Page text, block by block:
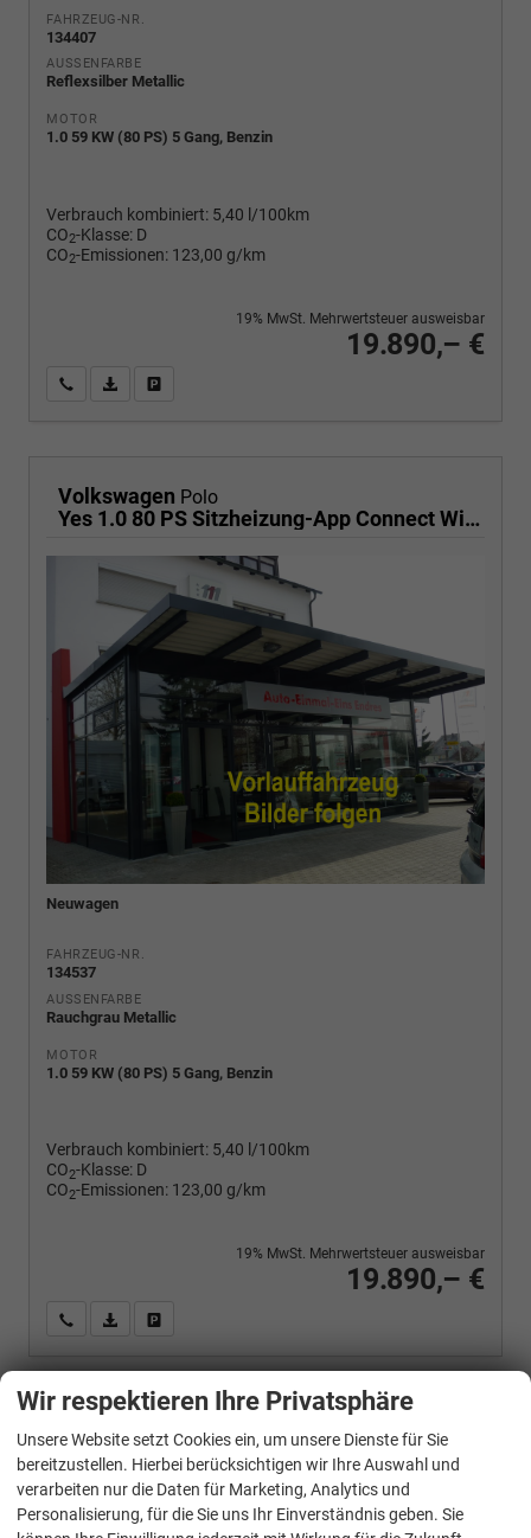
FAHRZEUG-NR.
134407
AUSSENFARBE
Reflexsilber Metallic
MOTOR
1.0 59 KW (80 PS) 5 Gang, Benzin
Verbrauch kombiniert: 5,40 l/100km
CO2-Klasse: D
CO2-Emissionen: 123,00 g/km
19.890,– €
19% MwSt. Mehrwertsteuer ausweisbar
Wir rufen Sie anPDF-Fahrzeugexposé drucken
Volkswagen Polo
Yes 1.0 80 PS Sitzheizung-App Connect Wireless-Einparkhilfe-Klima-Sofort
Neuwagen
FAHRZEUG-NR.
134537
AUSSENFARBE
Rauchgrau Metallic
MOTOR
1.0 59 KW (80 PS) 5 Gang, Benzin
Verbrauch kombiniert: 5,40 l/100km
CO2-Klasse: D
CO2-Emissionen: 123,00 g/km
19.890,– €
19% MwSt. Mehrwertsteuer ausweisbar
Wir rufen Sie anPDF-Fahrzeugexposé drucken
Volkswagen Polo
Wir respektieren Ihre Privatsphäre
Unsere Website setzt Cookies ein, um unsere Dienste für Sie
bereitzustellen. Hierbei berücksichtigen wir Ihre Auswahl und
verarbeiten nur die Daten für Marketing, Analytics und
Personalisierung, für die Sie uns Ihr Einverständnis geben. Sie